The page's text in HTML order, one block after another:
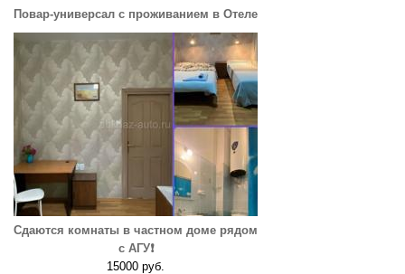
Повар-универсал с проживанием в Отеле
Сдаются комнаты в частном доме рядом
с АГУ❗️
15000 руб.